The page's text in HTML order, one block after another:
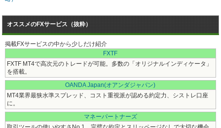
オススメのFXサービス（抜粋）
掲載FXサービスの中から少しだけ紹介
FXTF
FXTF MT4で高次元のトレードが可能。多数の「オリジナルインディケータ」
を搭載。
OANDA Japan(オアンダジャパン)
MT4業界最狭水準スプレッド、コスト重視派が認める約定力、シストレ口座
に。
マネーパートナーズ